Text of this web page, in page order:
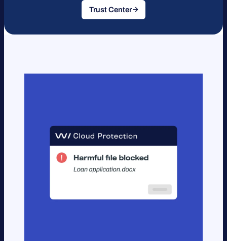
Trust Center